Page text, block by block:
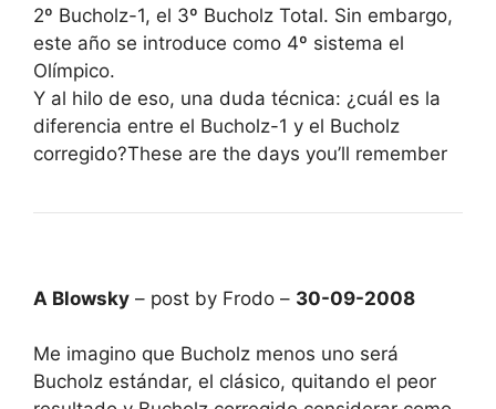
2º Bucholz-1, el 3º Bucholz Total. Sin embargo,
este año se introduce como 4º sistema el
Olímpico.
Y al hilo de eso, una duda técnica: ¿cuál es la
diferencia entre el Bucholz-1 y el Bucholz
corregido?These are the days you’ll remember
A Blowsky – post by Frodo – 30-09-2008
Me imagino que Bucholz menos uno será
Bucholz estándar, el clásico, quitando el peor